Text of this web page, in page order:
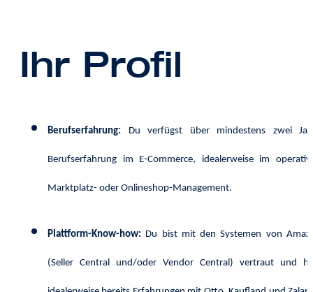
Ihr Profil
Berufserfahrung: Du verfügst über mindestens zwei
Berufserfahrung im E-Commerce, idealerweise im
Marktplatz- oder Onlineshop-Management.
Plattform-Know-how: Du bist mit den Systemen von
(Seller Central und/oder Vendor Central) vertraut und